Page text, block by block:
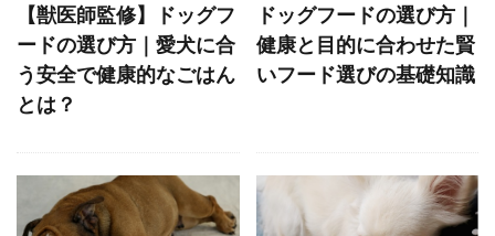
プレウォッシュ
プレッシャー
プロバイオティクス
ヘソ天
ヘルスケア
ペインポイント
ペットカメラ
ペットカート
ペットゲート
【獣医師監修】ドッグフ
ードの選び方｜愛犬に合
う安全で健康的なごはん
とは？
ドッグフードの選び方｜
健康と目的に合わせた賢
いフード選びの基礎知識